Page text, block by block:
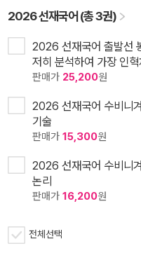
2026 선재국어 (총 3권)
2026 선재국어 출발선
저히 분석하여 가장 인
판매가 25,200원
2026 선재국어 수비니
기술
판매가 15,300원
2026 선재국어 수비니
논리
판매가 16,200원
전체선택